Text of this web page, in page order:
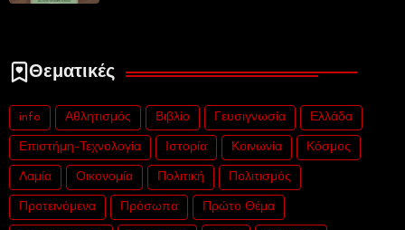
Θεματικές
info Αθλητισμός Βιβλίο Γευσιγνωσία Ελλάδα
Επιστήμη-Τεχνολογία Ιστορία Κοινωνία Κόσμος
Λαμία Οικονομία Πολιτική Πολιτισμός
Προτεινόμενα Πρόσωπα Πρώτο Θέμα